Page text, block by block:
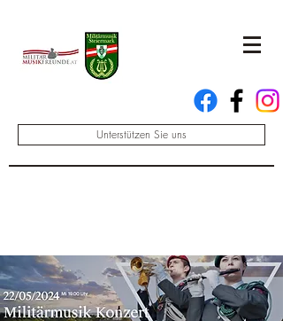
Unterstützen Sie uns